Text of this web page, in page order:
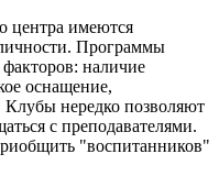
центра имеются
Программы
факторов: наличие
оснащение,
Клубы нередко позволяют
с преподавателями.
"воспитанников"